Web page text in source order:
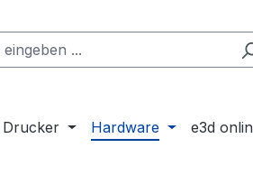
Drucker Hardware e3d